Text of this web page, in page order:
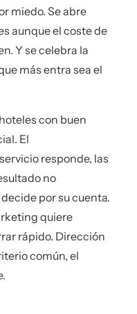
miedo. Se abre
aunque el coste de
Y se celebra la
más entra sea el
con buen
El
responde, las
no
por su cuenta.
quiere
rápido. Dirección
común, el